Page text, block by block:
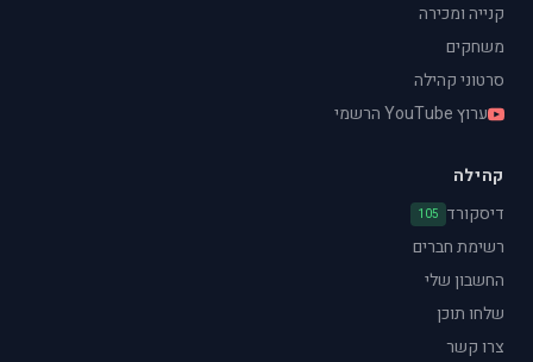
קנייה ומכירה
משחקים
סרטוני קהילה
ערוץ YouTube הרשמי
קהילה
דיסקורד 105
רשימת חברים
החשבון שלי
שלחו תוכן
צרו קשר